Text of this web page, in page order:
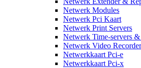
Netwerk Modules
Netwerk Pci Kaart
Netwerk Print Servers
Netwerk Time-servers &
Netwerk Video
Netwerkkaart Pci-e
Netwerkkaart Pci-x